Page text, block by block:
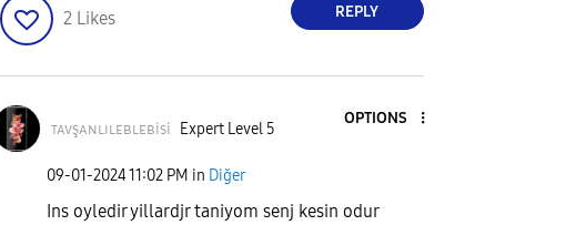
2 Likes REPLY
ᴛᴀᴠşᴀɴʟɪʟᴇʙʟᴇʙisi Expert Level 5
OPTIONS
‎09-01-202411:02 PM in Diğer
Ins oyledir yillardjr taniyom senj kesin odur